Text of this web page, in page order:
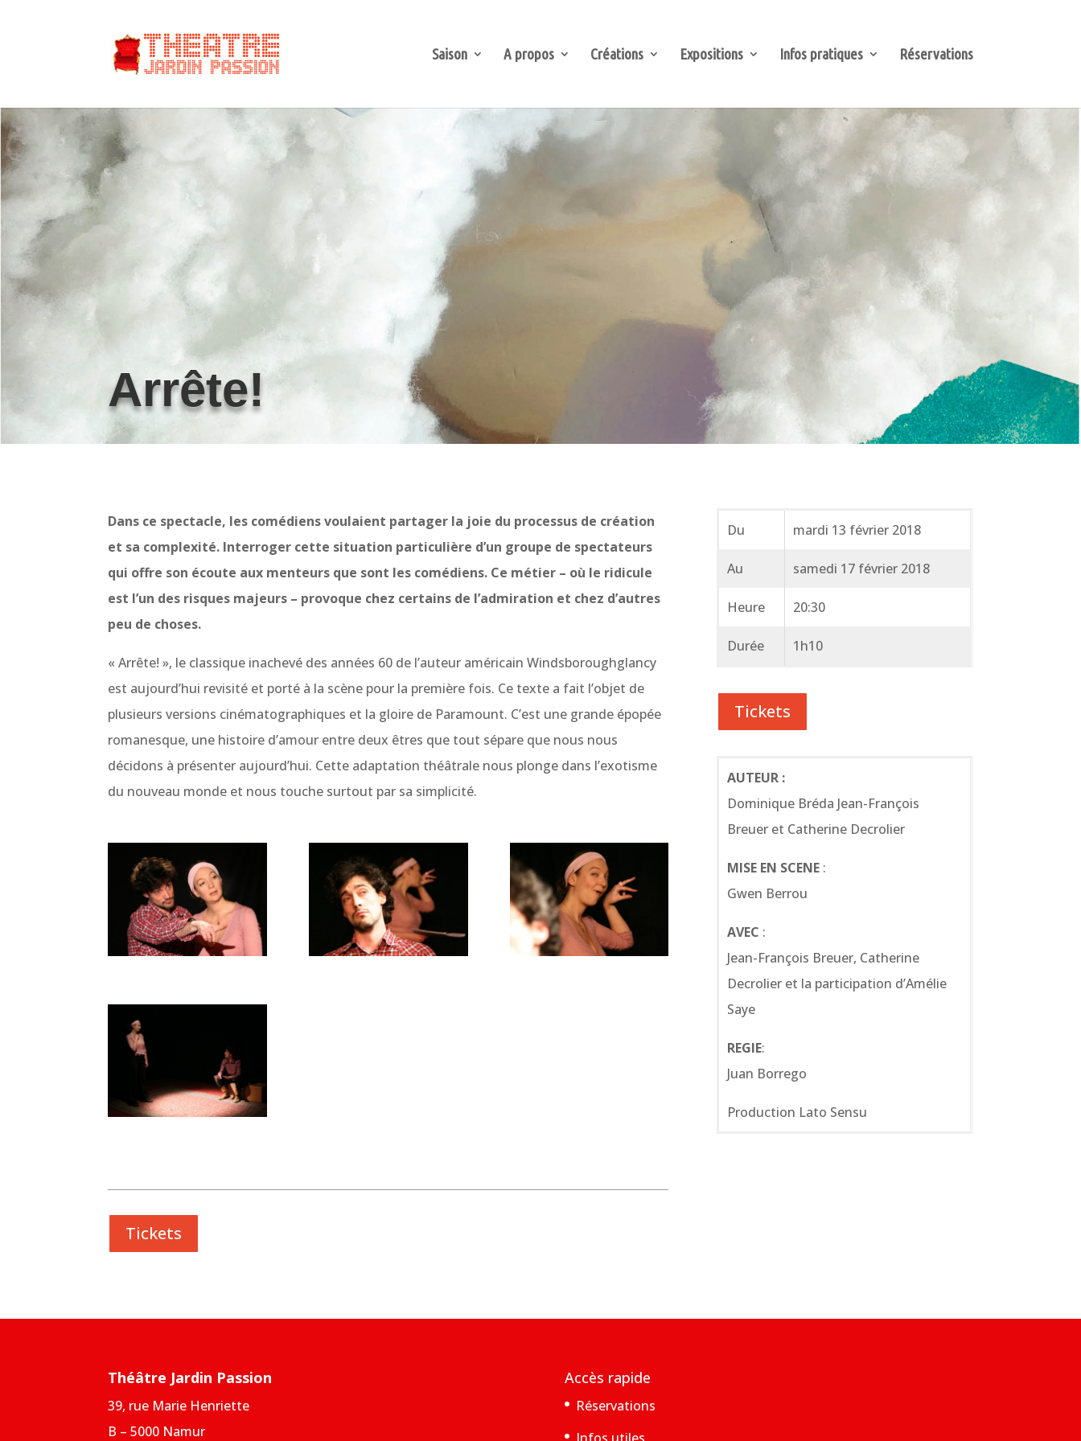
Saison A propos Créations Expositions Infos pratiques Réservations
Arrête!
Dans ce spectacle, les comédiens voulaient partager la joie du processus de création
et sa complexité. Interroger cette situation particulière d’un groupe de spectateurs
qui offre son écoute aux menteurs que sont les comédiens. Ce métier – où le ridicule
est l’un des risques majeurs – provoque chez certains de l’admiration et chez d’autres
peu de choses.
« Arrête! », le classique inachevé des années 60 de l’auteur américain Windsboroughglancy
est aujourd’hui revisité et porté à la scène pour la première fois. Ce texte a fait l’objet de
plusieurs versions cinématographiques et la gloire de Paramount. C’est une grande épopée
romanesque, une histoire d’amour entre deux êtres que tout sépare que nous nous
décidons à présenter aujourd’hui. Cette adaptation théâtrale nous plonge dans l’exotisme
du nouveau monde et nous touche surtout par sa simplicité.
Tickets
Du mardi 13 février 2018
Au samedi 17 février 2018
Heure 20:30
Durée 1h10
Tickets
AUTEUR :
Dominique Bréda Jean-François
Breuer et Catherine Decrolier
MISE EN SCENE:
Gwen Berrou
AVEC :
Jean-François Breuer, Catherine
Decrolier et la participation d’Amélie
Saye
REGIE:
Juan Borrego
Production Lato Sensu
Théâtre Jardin Passion
39, rue Marie Henriette
B – 5000 Namur
Accès rapide
Réservations